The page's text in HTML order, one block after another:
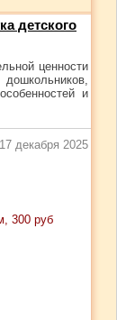
детского
ценности
и
17 декабря 2025
300 руб